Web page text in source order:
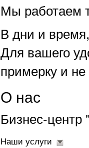
Мы работаем
В дни и
Для вашего
примерку и
О нас
Бизнес-
Наши услуги